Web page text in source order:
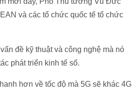
và các tổ chức quốc tế tổ chức
đề kỹ thuật và công nghệ mà nó
phát triển kinh tế số.
hơn về tốc độ mà 5G sẽ khác 4G